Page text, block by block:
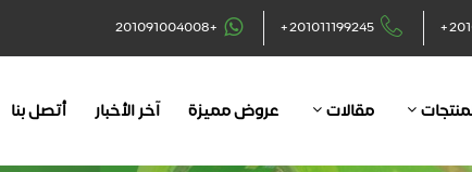
+201011199245
+201091004008
مقالات عروض مميزة آخر الأخبار أتصل بنا